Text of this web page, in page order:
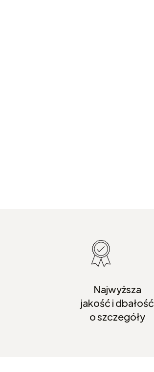
Najwyższa
jakość i dbałość
o szczegóły